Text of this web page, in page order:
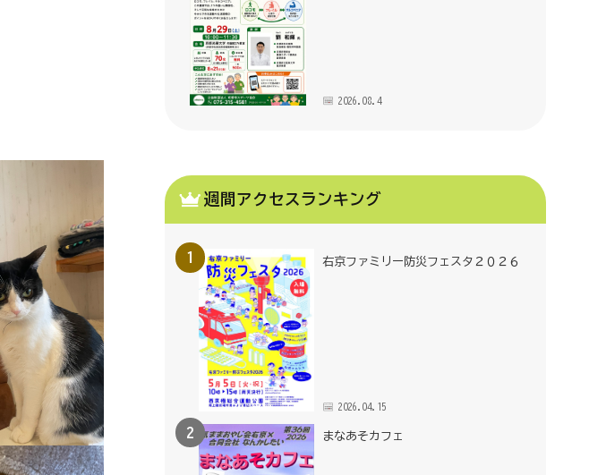
2026.08.4
週間アクセスランキング
右京ファミリー防災フェスタ２０２６
2026.04.15
まなあそカフェ